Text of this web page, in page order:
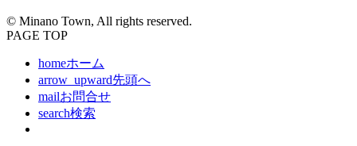
© Minano Town, All rights reserved.
PAGE TOP
homeホーム
arrow_upward先頭へ
mailお問合せ
search検索